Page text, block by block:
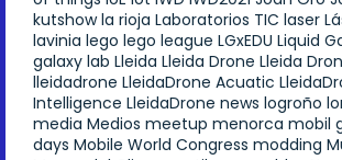
kutshow la rioja Laboratorios TIC laser
lavinia lego lego league LGxEDU Liquid
galaxy lab Lleida Lleida Drone Lleida
lleidadrone LleidaDrone Acuatic
Intelligence LleidaDrone news logroño
media Medios meetup menorca mobil
days Mobile World Congress modding